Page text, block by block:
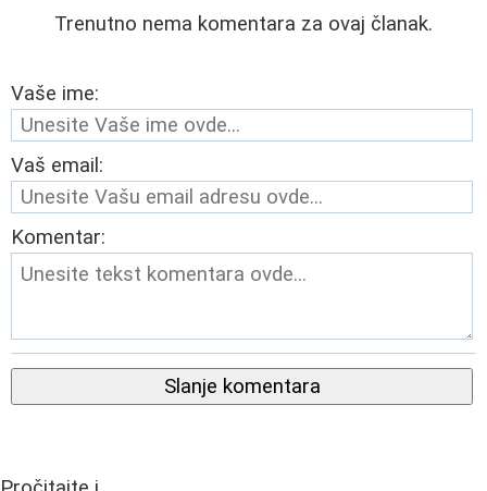
Trenutno nema komentara za ovaj članak.
Vaše ime:
Vaš email:
Komentar:
Slanje komentara